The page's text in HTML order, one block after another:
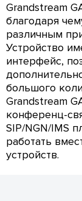
Grandstream
благодаря
различным
Устройство
интерфейс,
большого
Grandstream
конференц-
SIP/NGN/IMS
работать
устройств.